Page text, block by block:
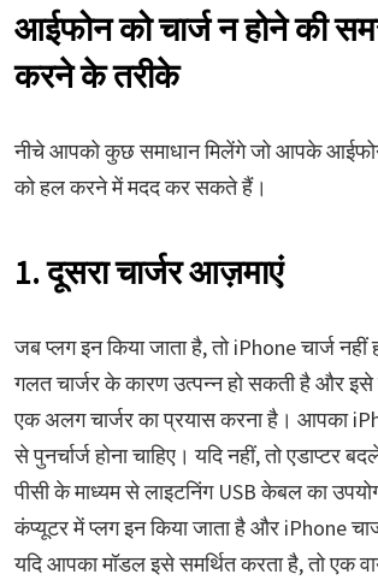
आईफोन को चार्ज न होने की
करने के तरीके
नीचे आपको कुछ समाधान मिलेंगे जो आपके आईफोन
को हल करने में मदद कर सकते हैं।
1. दूसरा चार्जर आज़माएं
जब प्लग इन किया जाता है, तो iPhone चार्ज
गलत चार्जर के कारण उत्पन्न हो सकती है और
एक अलग चार्जर का प्रयास करना है। आपका
से पुनर्चार्ज होना चाहिए। यदि नहीं, तो एडाप्टर
पीसी के माध्यम से लाइटनिंग USB केबल का
कंप्यूटर में प्लग इन किया जाता है और iPhone
यदि आपका मॉडल इसे समर्थित करता है, तो एक